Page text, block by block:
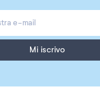
Mi iscrivo